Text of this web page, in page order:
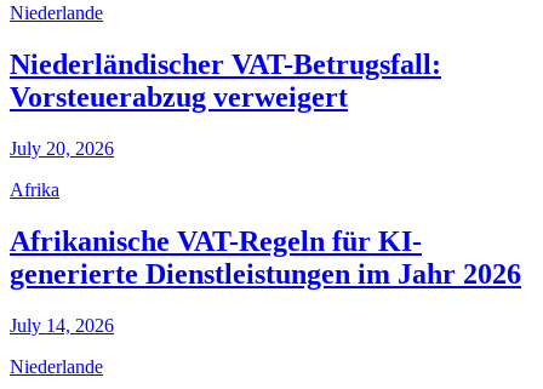
Niederlande
Niederländischer VAT-Betrugsfall:
Vorsteuerabzug verweigert
July 20, 2026
Afrika
Afrikanische VAT-Regeln für KI-
generierte Dienstleistungen im Jahr 2026
July 14, 2026
Niederlande